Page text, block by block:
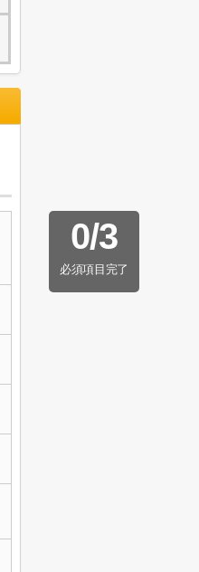
0/3
必須項目完了